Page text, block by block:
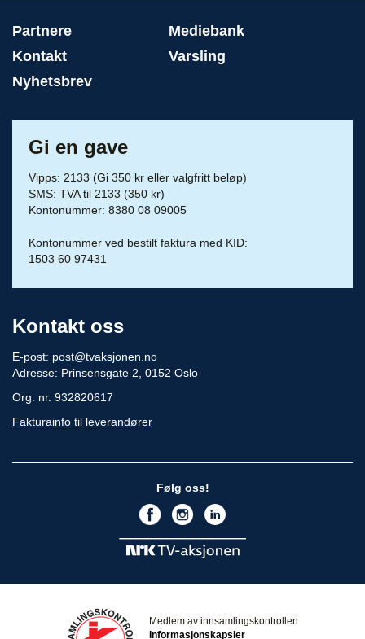
Partnere
Mediebank
Kontakt
Varsling
Nyhetsbrev
Gi en gave
Vipps: 2133 (Gi 350 kr eller valgfritt beløp)
SMS: TVA til 2133 (350 kr)
Kontonummer: 8380 08 09005
Kontonummer ved bestilt faktura med KID:
1503 60 97431
Kontakt oss
E-post: post@tvaksjonen.no
Adresse: Prinsensgate 2, 0152 Oslo
Org. nr. 932820617
Fakturainfo til leverandører
Følg oss!
Medlem av innsamlingskontrollen
Informasjonskapsler